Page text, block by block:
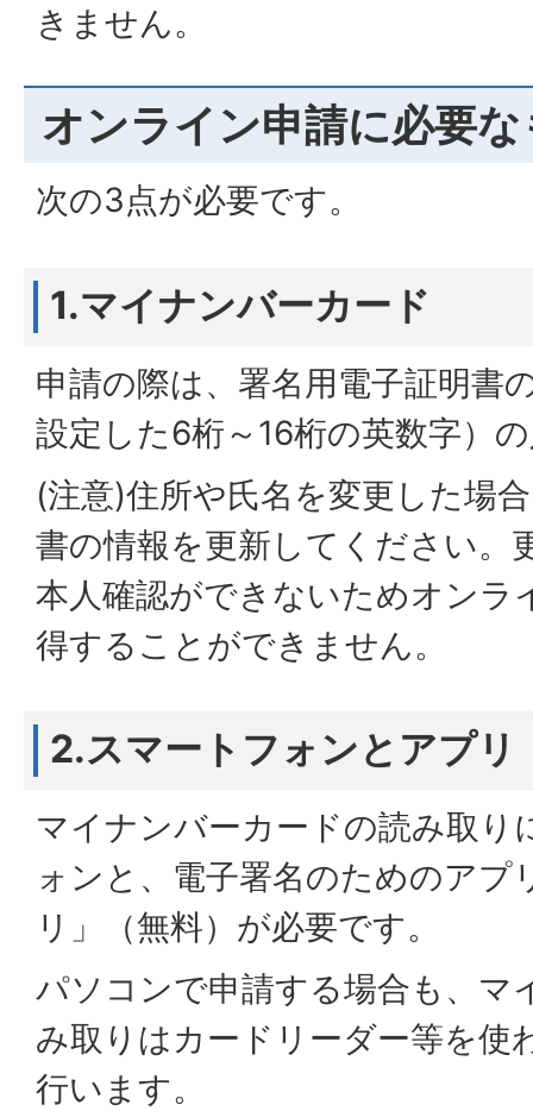
きません。
オンライン申請に必要
次の3点が必要です。
1.マイナンバーカード
申請の際は、署名用電子証明書
設定した6桁～16桁の英数字）
(注意)住所や氏名を変更した場
書の情報を更新してください。
本人確認ができないためオンラ
得することができません。
2.スマートフォンとアプリ
マイナンバーカードの読み取り
ォンと、電子署名のためのアプ
リ」（無料）が必要です。
パソコンで申請する場合も、マ
み取りはカードリーダー等を使
行います。